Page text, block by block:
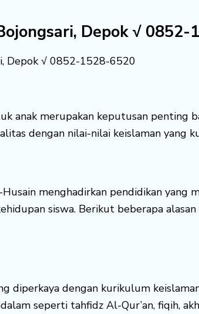
Depok √ 0852-
Depok √ 0852-1528-6520
anak merupakan keputusan penting
dengan nilai-nilai keislaman yang
menghadirkan pendidikan yang
siswa. Berikut beberapa
diperkaya dengan kurikulum
seperti tahfidz Al-Qur’an, fiqih,